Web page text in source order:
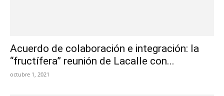
Acuerdo de colaboración e integración: la
“fructífera” reunión de Lacalle con...
octubre 1, 2021